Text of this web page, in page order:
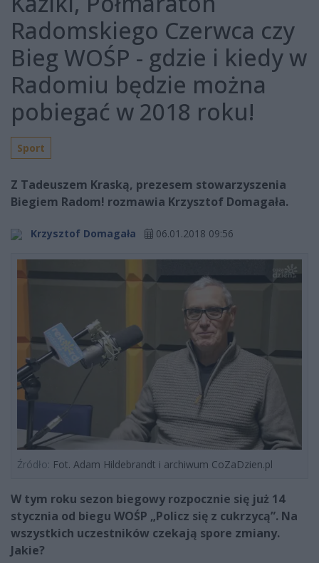
Radomskiego Czerwca czy
Bieg WOŚP - gdzie i kiedy w
Radomiu będzie można
pobiegać w 2018 roku!
Sport
Z Tadeuszem Kraską, prezesem stowarzyszenia
Biegiem Radom! rozmawia Krzysztof Domagała.
Krzysztof Domagała 06.01.2018 09:56
Źródło: Fot. Adam Hildebrandt i archiwum CoZaDzien.pl
W tym roku sezon biegowy rozpocznie się już 14
stycznia od biegu WOŚP „Policz się z cukrzycą”. Na
wszystkich uczestników czekają spore zmiany.
Jakie?